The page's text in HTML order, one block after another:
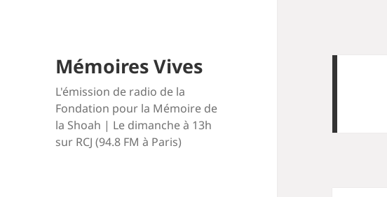
Mémoires Vives
L'émission de radio de la
Fondation pour la Mémoire de
la Shoah | Le dimanche à 13h
sur RCJ (94.8 FM à Paris)